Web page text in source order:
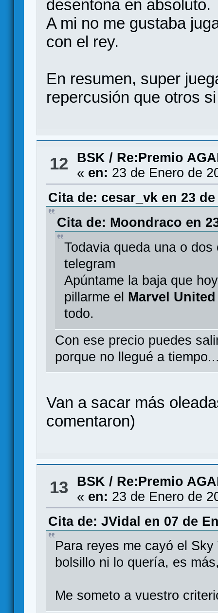
desentona en absoluto.
A mi no me gustaba
con el rey.
En resumen, super
repercusión que otros
12 BSK / Re:Premio
« en: 23 de Enero de
Cita de: cesar_vk en 23
Cita de: Moondraco en
Todavia queda una o
telegram
Apúntame la baja que
pillarme el Marvel United
todo.
Con ese precio puedes
porque no llegué a
Van a sacar más
comentaron)
13 BSK / Re:Premio
« en: 23 de Enero de
Cita de: JVidal en 07 de
Para reyes me cayó el
bolsillo ni lo quería, es
Me someto a vuestro